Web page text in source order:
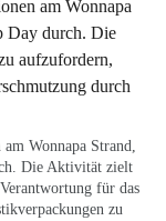
Wonnapa Strand,
Die Aktivität zielt
für das
zu